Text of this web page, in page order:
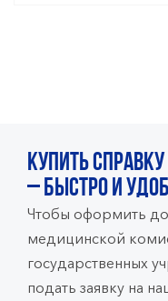
Купить
– быстро и
Чтобы оформить
медицинской
государственных
подать заявку на